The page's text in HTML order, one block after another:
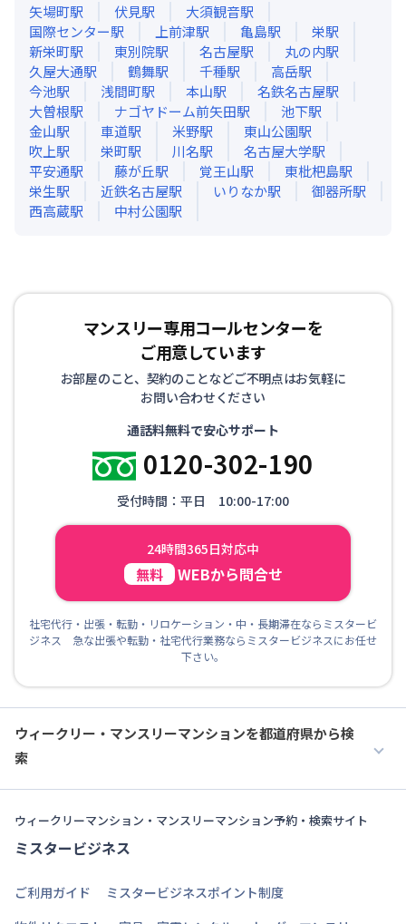
矢場町駅 伏見駅 大須観音駅
国際センター駅 上前津駅 亀島駅 栄駅
新栄町駅 東別院駅 名古屋駅 丸の内駅
久屋大通駅 鶴舞駅 千種駅 高岳駅
今池駅 浅間町駅 本山駅 名鉄名古屋駅
大曽根駅 ナゴヤドーム前矢田駅 池下駅
金山駅 車道駅 米野駅 東山公園駅
吹上駅 栄町駅 川名駅 名古屋大学駅
平安通駅 藤が丘駅 覚王山駅 東枇杷島駅
栄生駅 近鉄名古屋駅 いりなか駅 御器所駅
西高蔵駅 中村公園駅
マンスリー専用コールセンターを
ご用意しています
お部屋のこと、契約のことなどご不明点はお気軽に
お問い合わせください
通話料無料で安心サポート
0120-302-190
受付時間：平日 10:00-17:00
24時間365日対応中
無料 WEBから問合せ
社宅代行・出張・転勤・リロケーション・中・長期滞在ならミスタービ
ジネス 急な出張や転勤・社宅代行業務ならミスタービジネスにお任せ
下さい。
ウィークリー・マンスリーマンションを都道府県から検
索
ウィークリーマンション・マンスリーマンション予約・検索サイト
ミスタービジネス
ご利用ガイド
ミスタービジネスポイント制度